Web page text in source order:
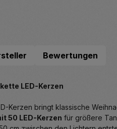
Bewertungen
LED-Kerzen
Kerzen bringt klassische
50 LED-Kerzen für größere